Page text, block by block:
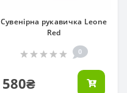
Сувенірна рукавичка Leone
Red
0
580₴